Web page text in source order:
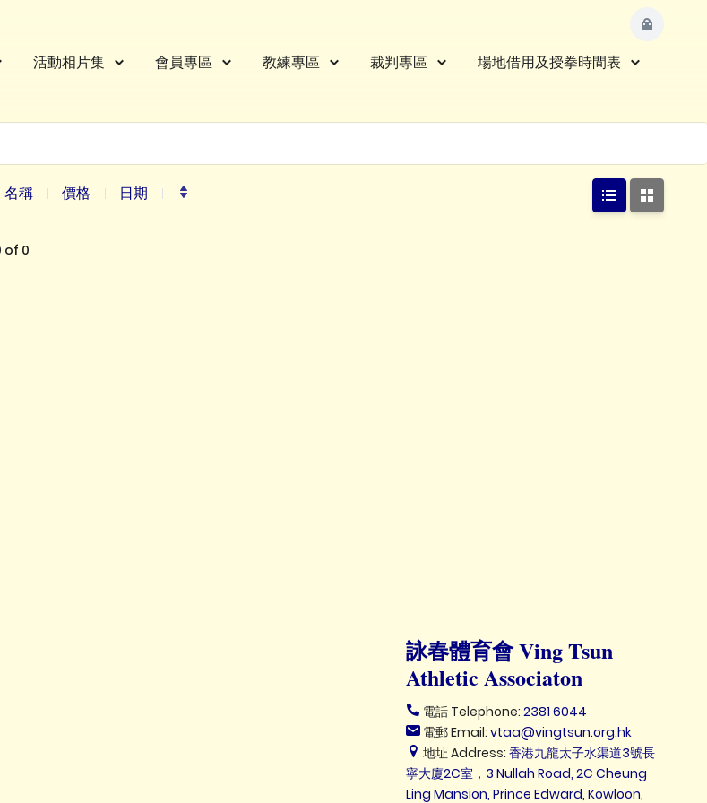
活動相片集 會員專區 教練專區 裁判專區
場地借用及授拳時間表
名稱 價格 日期
of 0
詠春體育會 Ving Tsun
Athletic Associaton
電話 Telephone: 2381 6044
電郵 Email: vtaa@vingtsun.org.hk
地址 Address: 香港九龍太子水渠道3號長
寧大廈2C室，3 Nullah Road, 2C Cheung
Ling Mansion, Prince Edward, Kowloon,